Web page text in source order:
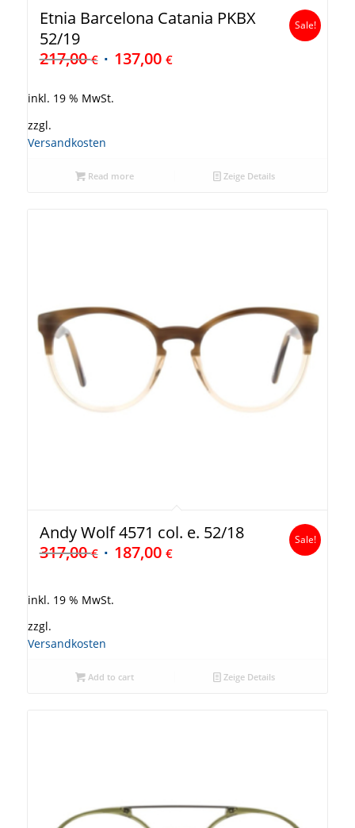
Etnia Barcelona Catania PKBX
52/19
217,00€ 137,00 €
Sale!
inkl. 19 % MwSt.
zzgl.
Versandkosten
Read more Zeige Details
Andy Wolf 4571 col. e. 52/18
317,00€ 187,00 €
Sale!
inkl. 19 % MwSt.
zzgl.
Versandkosten
Add to cart Zeige Details